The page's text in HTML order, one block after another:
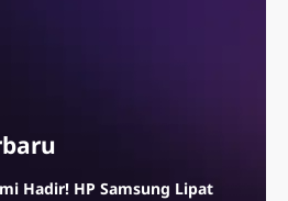
Hadir! HP Samsung Lipat